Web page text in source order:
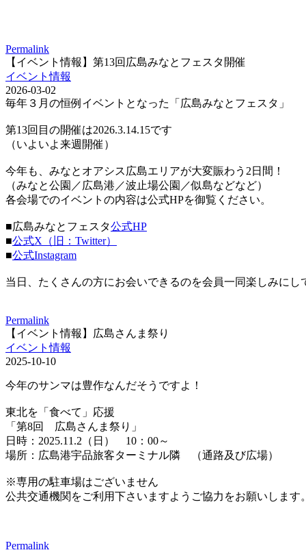
Permalink
【イベント情報】第13回広島みなとフェスタ開催
イベント情報
2026-03-02
毎年３月の恒例イベントとなった「広島みなとフェスタ」
第13回目の開催は2026.3.14.15です
（いよいよ来週開催）
今年も、みなとオアシス広島エリアが大変賑わう2日間！
（みなと公園／広島港／波止場公園／似島などなど）
各会場でのイベントの内容は公式HPを御覧ください。
■広島みなとフェスタ公式HP
■公式X（旧：Twitter）
■公式Instagram
当日、たくさんの方にお会いできるのを会員一同楽しみにし
Permalink
【イベント情報】広島さんま祭り
イベント情報
2025-10-10
今年のサンマは豊作なんだそうですよ！
東北を「食べて」応援
「第8回 広島さんま祭り」
日時：2025.11.2（日） 10：00～
場所：広島港宇品旅客ターミナル隣 （通路及び広場）
※専用の駐車場はございません
公共交通機関をご利用下さいますようご協力をお願いします。
Permalink